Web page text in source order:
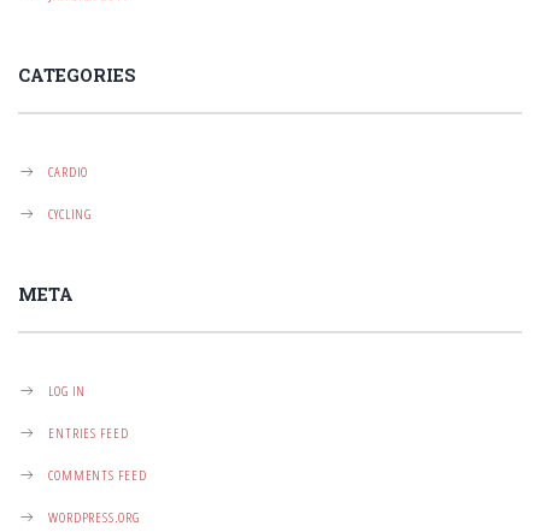
CATEGORIES
CARDIO
CYCLING
META
LOG IN
ENTRIES FEED
COMMENTS FEED
WORDPRESS.ORG